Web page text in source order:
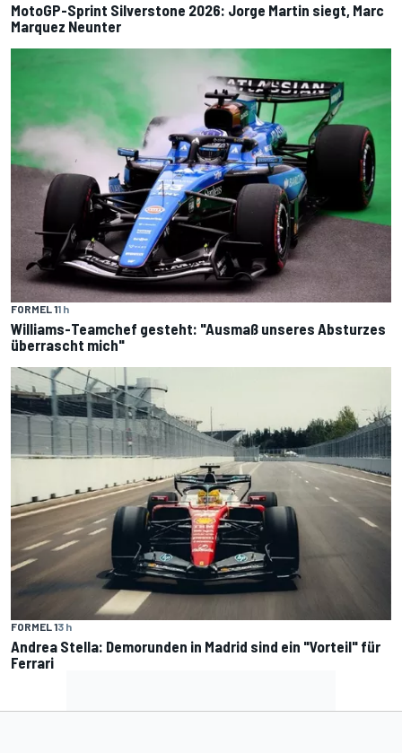
MotoGP-Sprint Silverstone 2026: Jorge Martin siegt, Marc
Marquez Neunter
FORMEL 11 h
Williams-Teamchef gesteht: "Ausmaß unseres Absturzes
überrascht mich"
FORMEL 13 h
Andrea Stella: Demorunden in Madrid sind ein "Vorteil" für
Ferrari